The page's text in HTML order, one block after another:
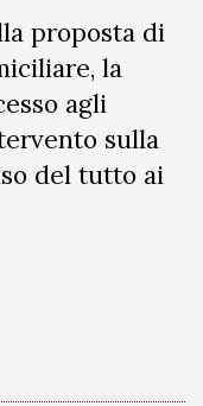
proposta di
la
agli
sulla
del tutto ai